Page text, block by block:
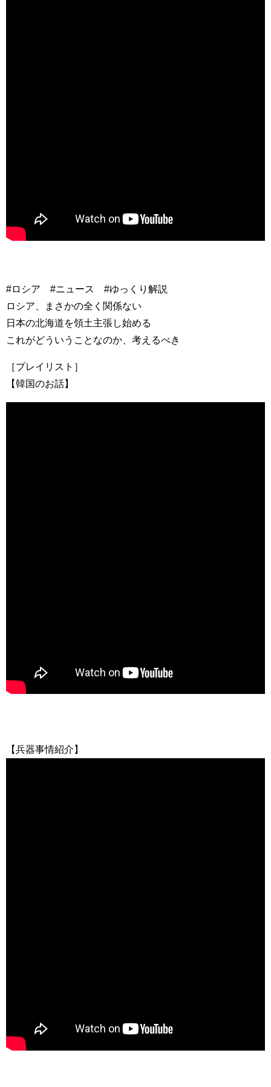
#ロシア #ニュース #ゆっくり解説
ロシア、まさかの全く関係ない
日本の北海道を領土主張し始める
これがどういうことなのか、考えるべき
［プレイリスト］
【韓国のお話】
【兵器事情紹介】